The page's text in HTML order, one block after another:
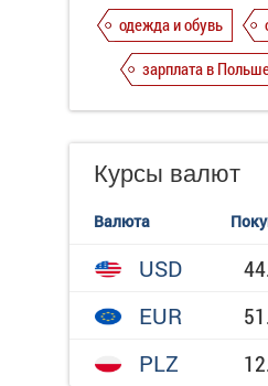
одежда и обувь
зарплата в
Курсы валют
Валюта
USD
EUR
PLZ